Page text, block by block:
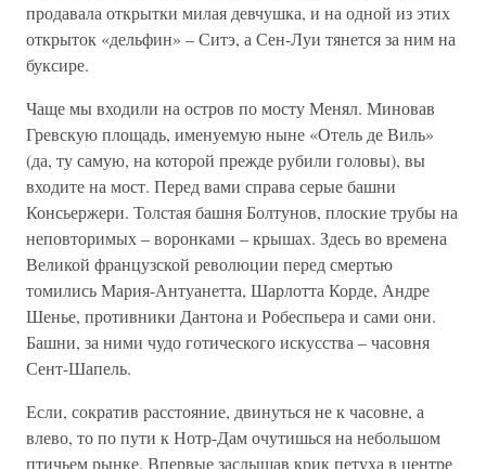
продавала открытки милая девчушка, и на одной из этих
открыток «дельфин» – Ситэ, а Сен-Луи тянется за ним на
буксире.
Чаще мы входили на остров по мосту Менял. Миновав
Гревскую площадь, именуемую ныне «Отель де Виль»
(да, ту самую, на которой прежде рубили головы), вы
входите на мост. Перед вами справа серые башни
Консьержери. Толстая башня Болтунов, плоские трубы на
неповторимых – воронками – крышах. Здесь во времена
Великой французской революции перед смертью
томились Мария-Антуанетта, Шарлотта Корде, Андре
Шенье, противники Дантона и Робеспьера и сами они.
Башни, за ними чудо готического искусства – часовня
Сент-Шапель.
Если, сократив расстояние, двинуться не к часовне, а
влево, то по пути к Нотр-Дам очутишься на небольшом
птичьем рынке. Впервые заслышав крик петуха в центре